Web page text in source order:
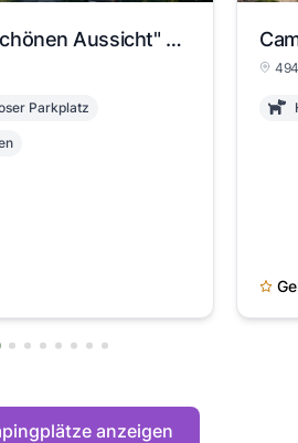
Campingplatz "Zur Schönen Aussicht" - Mettingen
Parkplatz
anzeigen